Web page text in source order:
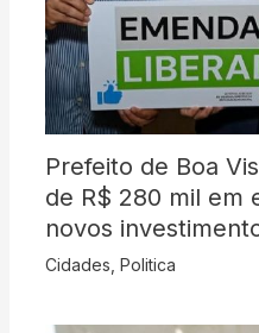
Prefeito de Boa
de R$ 280 mil em
novos
Cidades Politica